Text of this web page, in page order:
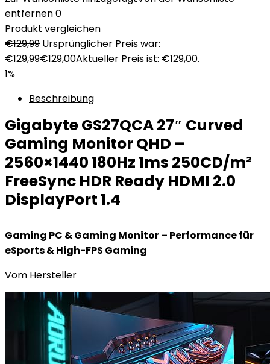
entfernen0
Produkt vergleichen
€129,99 Ursprünglicher Preis war:
€129,99€129,00Aktueller Preis ist: €129,00.
1%
Beschreibung
Gigabyte GS27QCA 27″ Curved
Gaming Monitor QHD –
2560×1440 180Hz 1ms 250CD/m²
FreeSync HDR Ready HDMI 2.0
DisplayPort 1.4
Gaming PC & Gaming Monitor – Performance für
eSports & High-FPS Gaming
Vom Hersteller